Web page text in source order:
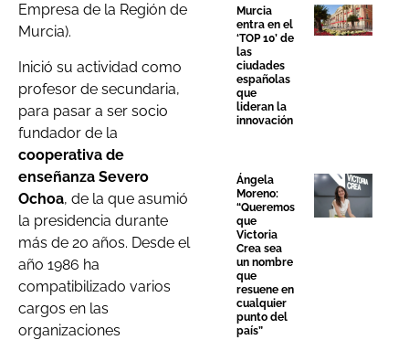
Empresa de la Región de
Murcia).
Inició su actividad como
profesor de secundaria,
para pasar a ser socio
fundador de la
cooperativa de
enseñanza Severo
Ochoa, de la que asumió
la presidencia durante
más de 20 años. Desde el
año 1986 ha
compatibilizado varios
cargos en las
organizaciones
Murcia
entra en el
‘TOP 10’ de
las
ciudades
españolas
que
lideran la
innovación
Ángela
Moreno:
“Queremos
que
Victoria
Crea sea
un nombre
que
resuene en
cualquier
punto del
país”